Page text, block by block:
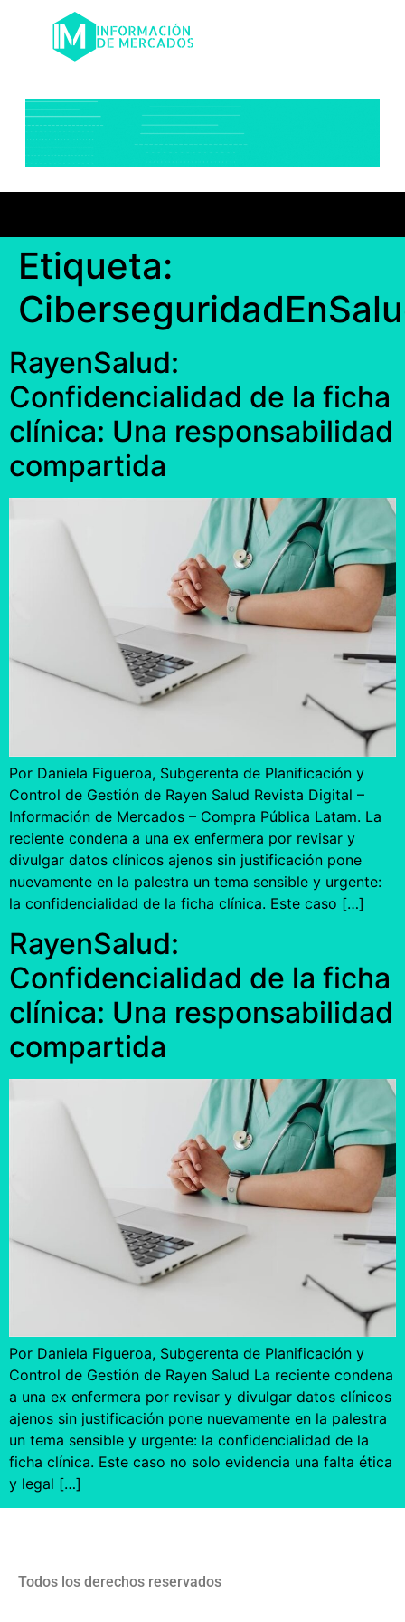
Etiqueta:
RayenSalud:
Confidencialidad de la ficha
clínica: Una responsabilidad
compartida
Por Daniela Figueroa, Subgerenta de Planificación y
Control de Gestión de Rayen Salud Revista Digital –
Información de Mercados – Compra Pública Latam. La
reciente condena a una ex enfermera por revisar y
divulgar datos clínicos ajenos sin justificación pone
nuevamente en la palestra un tema sensible y urgente:
la confidencialidad de la ficha clínica. Este caso […]
RayenSalud:
Confidencialidad de la ficha
clínica: Una responsabilidad
compartida
Por Daniela Figueroa, Subgerenta de Planificación y
Control de Gestión de Rayen Salud La reciente condena
a una ex enfermera por revisar y divulgar datos clínicos
ajenos sin justificación pone nuevamente en la palestra
un tema sensible y urgente: la confidencialidad de la
ficha clínica. Este caso no solo evidencia una falta ética
y legal […]
Todos los derechos reservados